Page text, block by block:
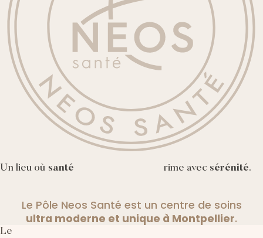
Un lieu où santé rime avec sérénité.
Le Pôle Neos Santé est un centre de soins
ultra moderne et unique à Montpellier.
Le